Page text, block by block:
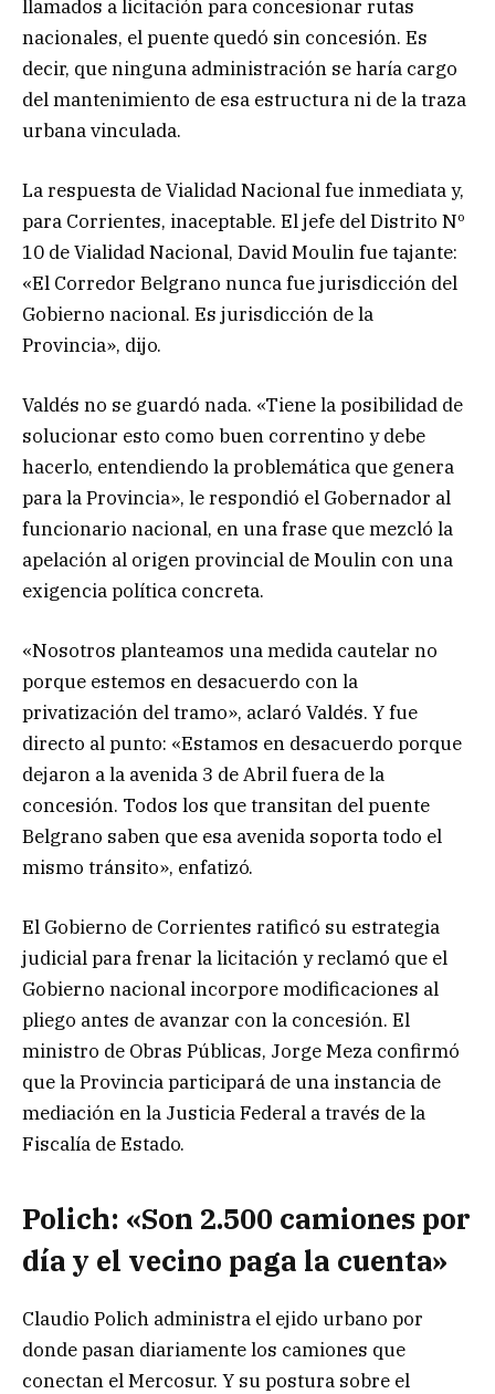
llamados a licitación para concesionar rutas
nacionales, el puente quedó sin concesión. Es
decir, que ninguna administración se haría cargo
del mantenimiento de esa estructura ni de la traza
urbana vinculada.
La respuesta de Vialidad Nacional fue inmediata y,
para Corrientes, inaceptable. El jefe del Distrito Nº
10 de Vialidad Nacional, David Moulin fue tajante:
«El Corredor Belgrano nunca fue jurisdicción del
Gobierno nacional. Es jurisdicción de la
Provincia», dijo.
Valdés no se guardó nada. «Tiene la posibilidad de
solucionar esto como buen correntino y debe
hacerlo, entendiendo la problemática que genera
para la Provincia», le respondió el Gobernador al
funcionario nacional, en una frase que mezcló la
apelación al origen provincial de Moulin con una
exigencia política concreta.
«Nosotros planteamos una medida cautelar no
porque estemos en desacuerdo con la
privatización del tramo», aclaró Valdés. Y fue
directo al punto: «Estamos en desacuerdo porque
dejaron a la avenida 3 de Abril fuera de la
concesión. Todos los que transitan del puente
Belgrano saben que esa avenida soporta todo el
mismo tránsito», enfatizó.
El Gobierno de Corrientes ratificó su estrategia
judicial para frenar la licitación y reclamó que el
Gobierno nacional incorpore modificaciones al
pliego antes de avanzar con la concesión. El
ministro de Obras Públicas, Jorge Meza confirmó
que la Provincia participará de una instancia de
mediación en la Justicia Federal a través de la
Fiscalía de Estado.
Polich: «Son 2.500 camiones por
día y el vecino paga la cuenta»
Claudio Polich administra el ejido urbano por
donde pasan diariamente los camiones que
conectan el Mercosur. Y su postura sobre el